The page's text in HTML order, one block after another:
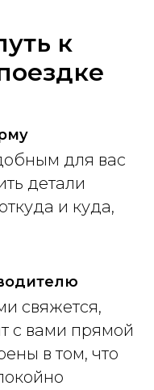
к
для вас
детали
и куда,
свяжется,
с вами прямой
в том, что